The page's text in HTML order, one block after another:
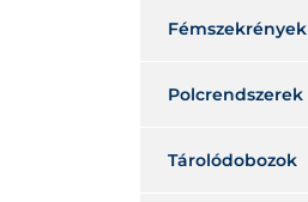
Fémszekrények
Polcrendszerek
Tárolódobozok